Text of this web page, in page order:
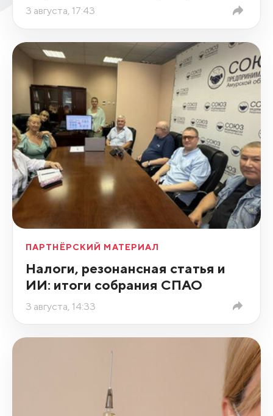
3 августа, 17:43
ПАРТНЁРСКИЙ МАТЕРИАЛ
Налоги, резонансная статья и
ИИ: итоги собрания СПАО
3 августа, 14:33